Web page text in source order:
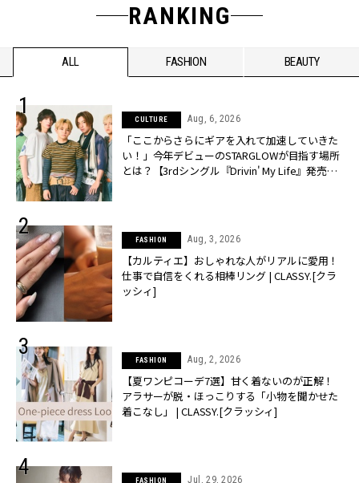
RANKING
ALL FASHION BEAUTY
CULTURE Aug, 6, 2026
「ここからさらにギアを入れて加速していきた
い！」今年デビューのSTARGLOWが目指す場所
とは？【3rdシングル『Drivin' My Life』発売】 |
FASHION Aug, 3, 2026
【カルティエ】おしゃれな人がリアルに愛用！
仕事で自信をくれる相棒リング | CLASSY.[クラ
ッシィ]
FASHION Aug, 2, 2026
【夏ワンピコーデ7選】甘く着ないのが正解！
アラサーが脱・ほっこりする「小物を聞かせた
着こなし」 | CLASSY.[クラッシィ]
FASHION Jul, 29, 2026